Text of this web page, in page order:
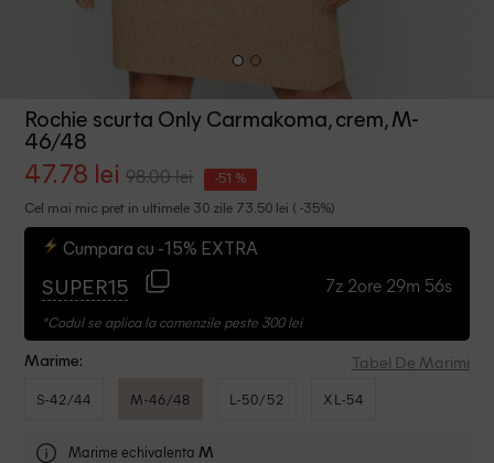
Rochie scurta Only Carmakoma, crem, M-
46/48
47.78 lei 98.00 lei -51 %
Cel mai mic pret in ultimele 30 zile 73.50 lei ( -35%)
Cumpara cu -15% EXTRA
SUPER15 7z 2ore 29m 55s
*Codul se aplica la comenzile peste 300 lei
Marime: Tabel De Marimi
S-42/44 M-46/48 L-50/52 XL-54
Marime echivalenta M